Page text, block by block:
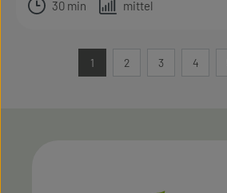
30 min mittel
Seite
1
Seite
2
Seite
3
Seite
4